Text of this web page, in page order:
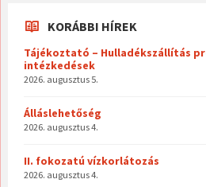
KORÁBBI HÍREK
Tájékoztató – Hulladékszállítás
intézkedések
2026. augusztus 5.
Álláslehetőség
2026. augusztus 4.
II. fokozatú vízkorlátozás
2026. augusztus 4.